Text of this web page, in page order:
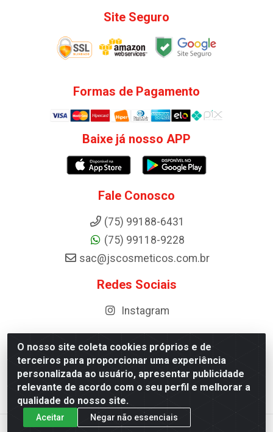
O nosso site coleta cookies próprios e de
terceiros para proporcionar uma experiência
personalizada ao usuário, apresentar publicidade
relevante de acordo com o seu perfil e melhorar a
qualidade do nosso site.
Aceitar
Negar não essenciais
Site Seguro
Formas de Pagamento
Baixe já nosso APP
Fale Conosco
(75) 99188-6431
(75) 99118-9228
sac@jscosmeticos.com.br
Redes Sociais
Instagram
Distribuidora de Cosméticos Antoneto LTDA - BA-052,
km 87 - Industrial, Ipirá - BA, 44600-000 - CNPJ
10.984.107/0001-75